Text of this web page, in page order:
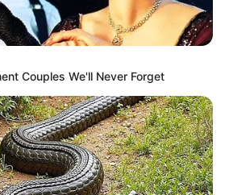
Clinton That Stunned
Couples We'll Never Forget